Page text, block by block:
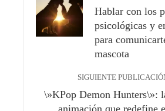
Hablar con los
psicológicas y
para
mascota
SIGUIENTE
\»KPop Demon Hunters\»: